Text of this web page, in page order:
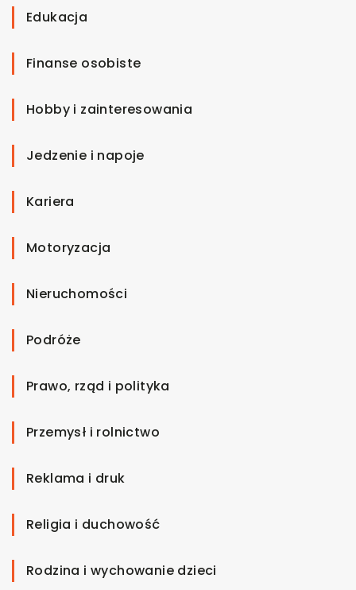
Edukacja
Finanse osobiste
Hobby i zainteresowania
Jedzenie i napoje
Kariera
Motoryzacja
Nieruchomości
Podróże
Prawo, rząd i polityka
Przemysł i rolnictwo
Reklama i druk
Religia i duchowość
Rodzina i wychowanie dzieci